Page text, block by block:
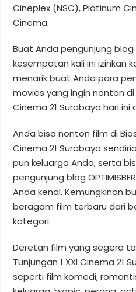
Cineplex (NSC), Platinum
Cinema.
Buat Anda pengunjung blog
kesempatan kali ini izinkan
menarik buat Anda para
movies yang ingin nonton di
Cinema 21 Surabaya hari ini
Anda bisa nonton film di
Cinema 21 Surabaya
pun keluarga Anda, serta
pengunjung blog
Anda kenal. Kemungkinan
beragam film terbaru dari
kategori.
Deretan film yang segera
Tunjungan 1 XXI Cinema 21
seperti film komedi,